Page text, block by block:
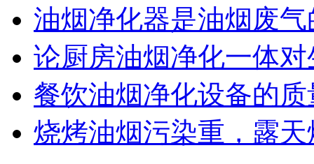
油烟净化器是油烟废
论厨房油烟净化一体
餐饮油烟净化设备的
烧烤油烟污染重，露